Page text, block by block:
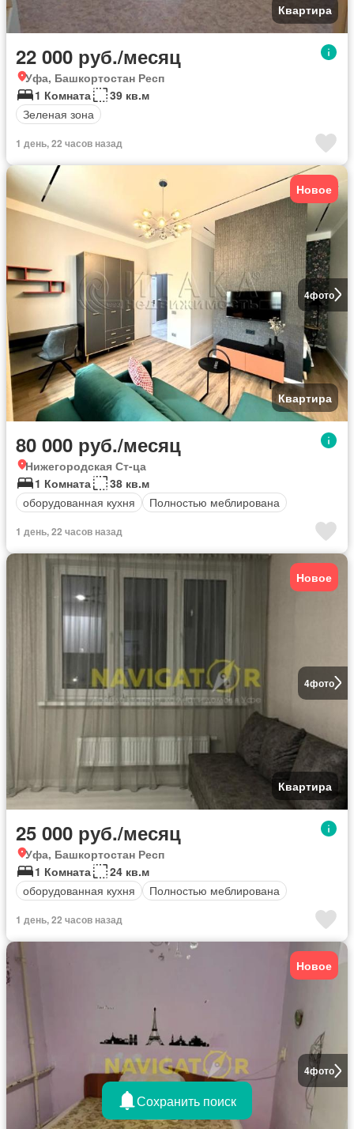
Квартира
22 000 руб./месяц
Уфа, Башкортостан Респ
1 Комната
39 кв.м
Зеленая зона
1 день, 22 часов назад
4фото
Новое
Квартира
80 000 руб./месяц
Нижегородская Ст-ца
1 Комната
38 кв.м
оборудованная кухня
Полностью меблирована
1 день, 22 часов назад
4фото
Новое
Квартира
25 000 руб./месяц
Уфа, Башкортостан Респ
1 Комната
24 кв.м
оборудованная кухня
Полностью меблирована
1 день, 22 часов назад
4фото
Новое
Сохранить поиск